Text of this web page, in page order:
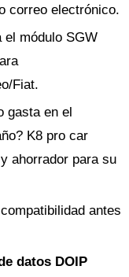
correo electrónico.
el módulo SGW
Fiat.
gasta en el
K8 pro car
ahorrador para su
antes
datos DOIP